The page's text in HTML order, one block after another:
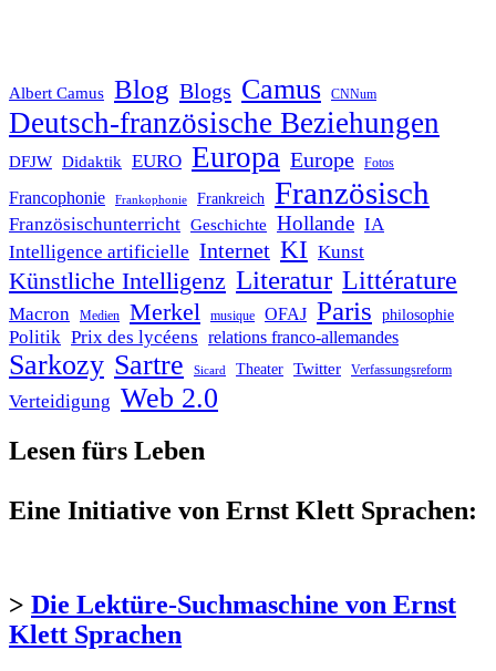
Albert Camus Blog Blogs Camus CNNum
Deutsch-französische Beziehungen
DFJW Didaktik EURO Europa Europe Fotos
Francophonie Frankophonie Frankreich Französisch
Französischunterricht Geschichte Hollande IA
Intelligence artificielle Internet KI Kunst
Künstliche Intelligenz Literatur Littérature
Macron Medien Merkel musique OFAJ Paris philosophie
Politik Prix des lycéens relations franco-allemandes
Sarkozy Sartre Sicard Theater Twitter Verfassungsreform
Verteidigung Web 2.0
Lesen fürs Leben
Eine Initiative von Ernst Klett Sprachen:
> Die Lektüre-Suchmaschine von Ernst
Klett Sprachen